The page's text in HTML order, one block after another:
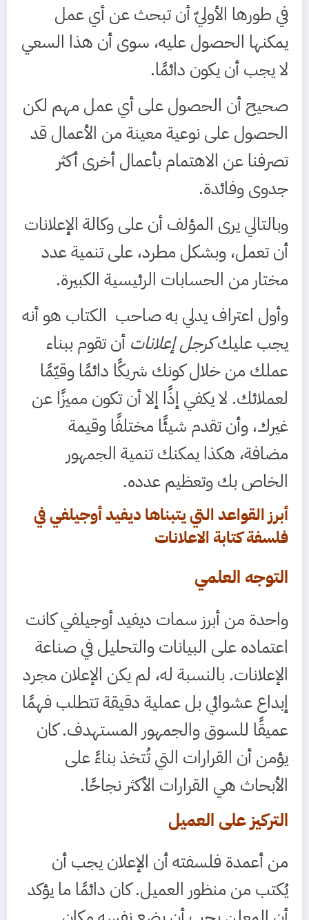
في طورها الأوليّ أن تبحث عن أي عمل
يمكنها الحصول عليه، سوى أن هذا السعي
لا يجب أن يكون دائمًا.
صحيح أن الحصول على أي عمل مهم لكن
الحصول على نوعية معينة من الأعمال قد
تصرفنا عن الاهتمام بأعمال أخرى أكثر
جدوى وفائدة.
وبالتالي يرى المؤلف أن على وكالة الإعلانات
أن تعمل، وبشكل مطرد، على تنمية عدد
مختار من الحسابات الرئيسية الكبيرة.
وأول اعتراف يدلي به صاحب الكتاب هو أنه
يجب عليككرجل إعلانات أن تقوم ببناء
عملك من خلال كونك شريكًا دائمًا وقيّمًا
لعملائك. لا يكفي إذًا إلا أن تكون مميزًا عن
غيرك، وأن تقدم شيئًا مختلفًا وقيمة
مضافة، هكذا يمكنك تنمية الجمهور
الخاص بك وتعظيم عدده.
أبرز القواعد التي يتبناها ديفيد أوجيلفي في
فلسفة كتابة الاعلانات
التوجه العلمي
واحدة من أبرز سمات ديفيد أوجيلفي كانت
اعتماده على البيانات والتحليل في صناعة
الإعلانات. بالنسبة له، لم يكن الإعلان مجرد
إبداع عشوائي بل عملية دقيقة تتطلب فهمًا
عميقًا للسوق والجمهور المستهدف. كان
يؤمن أن القرارات التي تُتخذ بناءً على
الأبحاث هي القرارات الأكثر نجاحًا.
التركيز على العميل
من أعمدة فلسفته أن الإعلان يجب أن
يُكتب من منظور العميل. كان دائمًا ما يؤكد